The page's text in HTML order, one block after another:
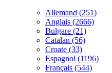
Allemand (251)
Anglais (2666)
Bulgare (21)
Catalan (56)
Croate (33)
Espagnol (1196)
Français (544)